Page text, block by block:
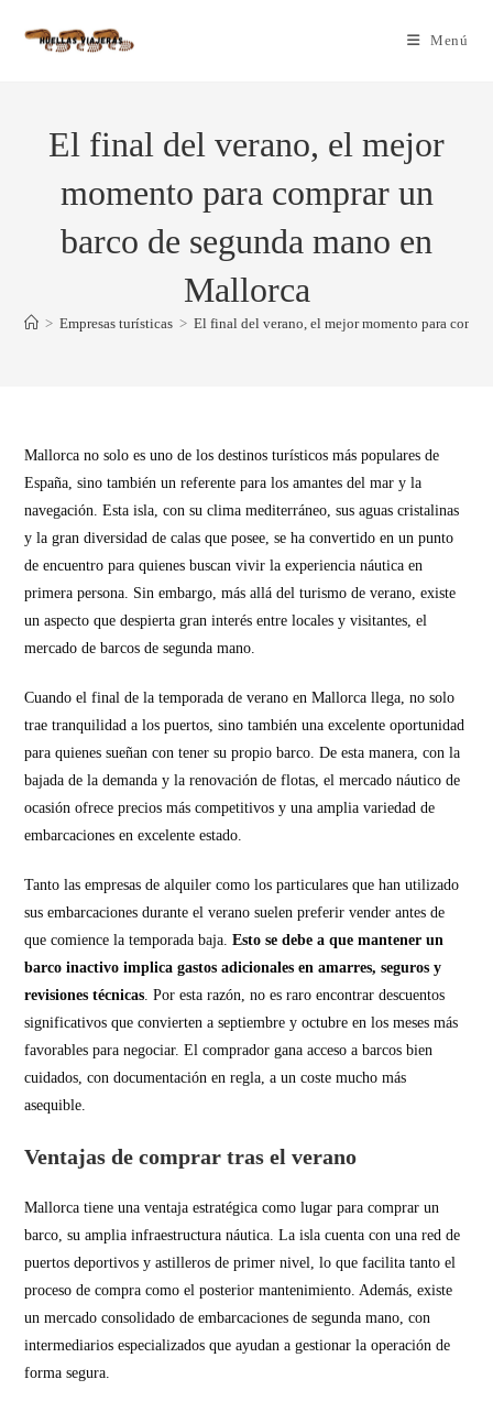
Menú
El final del verano, el mejor
momento para comprar un
barco de segunda mano en
Mallorca
> Empresas turísticas > El final del verano, el mejor momento para
Mallorca no solo es uno de los destinos turísticos más populares de
España, sino también un referente para los amantes del mar y la
navegación. Esta isla, con su clima mediterráneo, sus aguas cristalinas
y la gran diversidad de calas que posee, se ha convertido en un punto
de encuentro para quienes buscan vivir la experiencia náutica en
primera persona. Sin embargo, más allá del turismo de verano, existe
un aspecto que despierta gran interés entre locales y visitantes, el
mercado de barcos de segunda mano.
Cuando el final de la temporada de verano en Mallorca llega, no solo
trae tranquilidad a los puertos, sino también una excelente oportunidad
para quienes sueñan con tener su propio barco. De esta manera, con la
bajada de la demanda y la renovación de flotas, el mercado náutico de
ocasión ofrece precios más competitivos y una amplia variedad de
embarcaciones en excelente estado.
Tanto las empresas de alquiler como los particulares que han utilizado
sus embarcaciones durante el verano suelen preferir vender antes de
que comience la temporada baja.Esto se debe a que mantener un
barco inactivo implica gastos adicionales en amarres, seguros y
revisiones técnicas. Por esta razón, no es raro encontrar descuentos
significativos que convierten a septiembre y octubre en los meses más
favorables para negociar. El comprador gana acceso a barcos bien
cuidados, con documentación en regla, a un coste mucho más
asequible.
Ventajas de comprar tras el verano
Mallorca tiene una ventaja estratégica como lugar para comprar un
barco, su amplia infraestructura náutica. La isla cuenta con una red de
puertos deportivos y astilleros de primer nivel, lo que facilita tanto el
proceso de compra como el posterior mantenimiento. Además, existe
un mercado consolidado de embarcaciones de segunda mano, con
intermediarios especializados que ayudan a gestionar la operación de
forma segura.